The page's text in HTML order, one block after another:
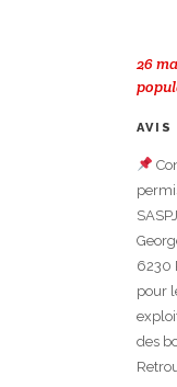
26
AVIS
6230
pour
des